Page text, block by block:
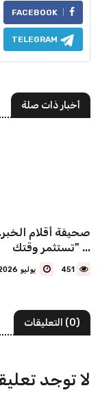
FACEBOOK
TELEGRAM
أخبار ذات صلة
صحيفة أقلام
تستثمر وقتك" ...
451
(0) التعليقات
لا توجد